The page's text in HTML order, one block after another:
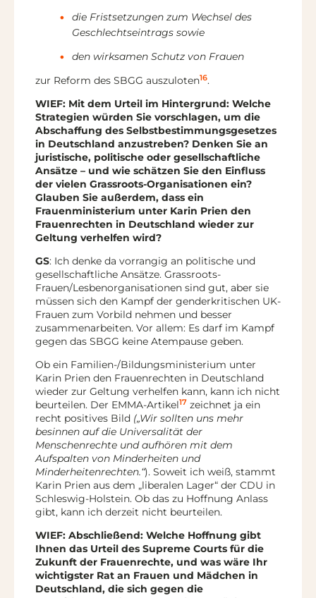
die Fristsetzungen zum Wechsel des
Geschlechtseintrags sowie
den wirksamen Schutz von Frauen
zur Reform des SBGG auszuloten16.
WIEF: Mit dem Urteil im Hintergrund: Welche
Strategien würden Sie vorschlagen, um die
Abschaffung des Selbstbestimmungsgesetzes
in Deutschland anzustreben? Denken Sie an
juristische, politische oder gesellschaftliche
Ansätze – und wie schätzen Sie den Einfluss
der vielen Grassroots-Organisationen ein?
Glauben Sie außerdem, dass ein
Frauenministerium unter Karin Prien den
Frauenrechten in Deutschland wieder zur
Geltung verhelfen wird?
GS: Ich denke da vorrangig an politische und
gesellschaftliche Ansätze. Grassroots-
Frauen/Lesbenorganisationen sind gut, aber sie
müssen sich den Kampf der genderkritischen UK-
Frauen zum Vorbild nehmen und besser
zusammenarbeiten. Vor allem: Es darf im Kampf
gegen das SBGG keine Atempause geben.
Ob ein Familien-/Bildungsministerium unter
Karin Prien den Frauenrechten in Deutschland
wieder zur Geltung verhelfen kann, kann ich nicht
beurteilen. Der EMMA-Artikel17 zeichnet ja ein
recht positives Bild („Wir sollten uns mehr
besinnen auf die Universalität der
Menschenrechte und aufhören mit dem
Aufspalten von Minderheiten und
Minderheitenrechten.“). Soweit ich weiß, stammt
Karin Prien aus dem „liberalen Lager“ der CDU in
Schleswig-Holstein. Ob das zu Hoffnung Anlass
gibt, kann ich derzeit nicht beurteilen.
WIEF: Abschließend: Welche Hoffnung gibt
Ihnen das Urteil des Supreme Courts für die
Zukunft der Frauenrechte, und was wäre Ihr
wichtigster Rat an Frauen und Mädchen in
Deutschland, die sich gegen die